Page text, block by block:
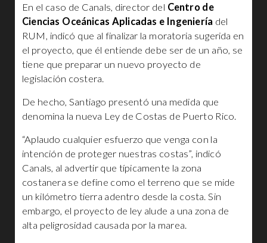
En el caso de Canals, director del Centro de
Ciencias Oceánicas Aplicadas e Ingeniería del
RUM, indicó que al finalizar la moratoria sugerida en
el proyecto, que él entiende debe ser de un año, se
tiene que preparar un nuevo proyecto de
legislación costera.
De hecho, Santiago presentó una medida que
denomina la nueva Ley de Costas de Puerto Rico.
“Aplaudo cualquier esfuerzo que venga con la
intención de proteger nuestras costas”, indicó
Canals, al advertir que típicamente la zona
costanera se define como el terreno que se mide
un kilómetro tierra adentro desde la costa. Sin
embargo, el proyecto de ley alude a una zona de
alta peligrosidad causada por la marea.